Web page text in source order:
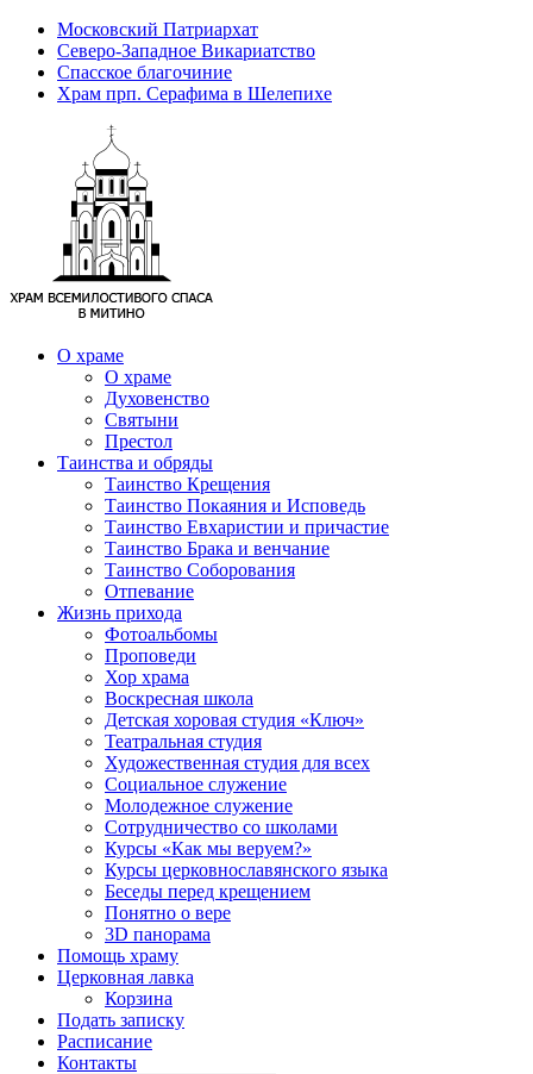
Московский Патриархат
Северо-Западное Викариатство
Спасское благочиние
Храм прп. Серафима в Шелепихе
О храме
О храме
Духовенство
Святыни
Престол
Таинства и обряды
Таинство Крещения
Таинство Покаяния и Исповедь
Таинство Евхаристии и причастие
Таинство Брака и венчание
Таинство Соборования
Отпевание
Жизнь прихода
Фотоальбомы
Проповеди
Хор храма
Воскресная школа
Детская хоровая студия «Ключ»
Театральная студия
Х​удожественная студия для всех
Социальное служение
Молодежное служение
Сотрудничество со школами
Курсы «Как мы веруем?»
Курсы церковнославянского языка
Беседы перед крещением
Понятно о вере
3D панорама
Помощь храму
Церковная лавка
Корзина
Подать записку
Расписание
Контакты